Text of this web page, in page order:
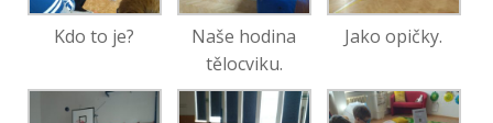
Kdo to je?
Naše hodina
tělocviku.
Jako opičky.